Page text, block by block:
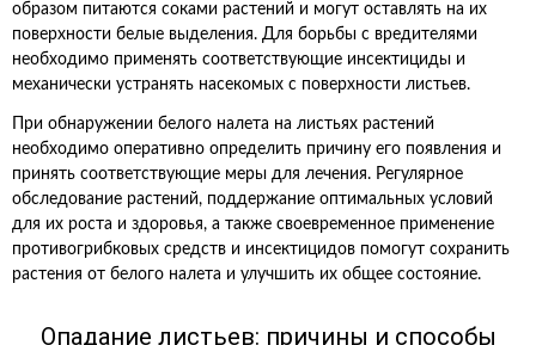
образом питаются соками растений и могут оставлять на их
поверхности белые выделения. Для борьбы с вредителями
необходимо применять соответствующие инсектициды и
механически устранять насекомых с поверхности листьев.
При обнаружении белого налета на листьях растений
необходимо оперативно определить причину его появления и
принять соответствующие меры для лечения. Регулярное
обследование растений, поддержание оптимальных условий
для их роста и здоровья, а также своевременное применение
противогрибковых средств и инсектицидов помогут сохранить
растения от белого налета и улучшить их общее состояние.
Опадание листьев: причины и способы